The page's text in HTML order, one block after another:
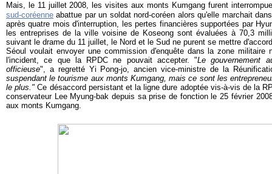
Mais, le 11 juillet 2008, les visites aux monts Kumgang furent
sud-coréenne abattue par un soldat nord-coréen alors qu'elle marchait
après quatre mois d'interruption, les pertes financières supportées par
les entreprises de la ville voisine de Koseong sont évaluées à 70,3
suivant le drame du 11 juillet, le Nord et le Sud ne purent se mettre
Séoul voulait envoyer une commission d'enquête dans la zone militaire
l'incident, ce que la RPDC ne pouvait accepter. "Le gouvernement
officieuse", a regretté Yi Pong-jo, ancien vice-ministre de la
suspendant le tourisme aux monts Kumgang, mais ce sont les
le plus." Ce désaccord persistant et la ligne dure adoptée vis-à-vis de la
conservateur Lee Myung-bak depuis sa prise de fonction le 25 février
aux monts Kumgang.